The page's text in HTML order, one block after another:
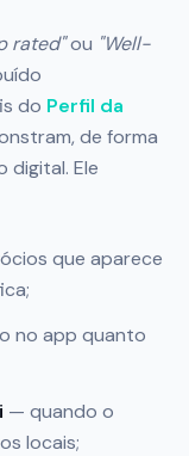
rated"ou "Well-
do Perfil da
de forma
digital. Ele
que aparece
no app quanto
— quando o
locais;